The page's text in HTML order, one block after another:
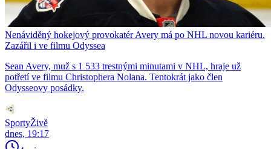
Nenáviděný hokejový provokatér Avery má po NHL novou kariéru.
Zazářil i ve filmu Odyssea
Sean Avery, muž s 1 533 trestnými minutami v NHL, hraje už
potřetí ve filmu Christophera Nolana. Tentokrát jako člen
Odysseovy posádky.
SportyŽivě
dnes, 19:17